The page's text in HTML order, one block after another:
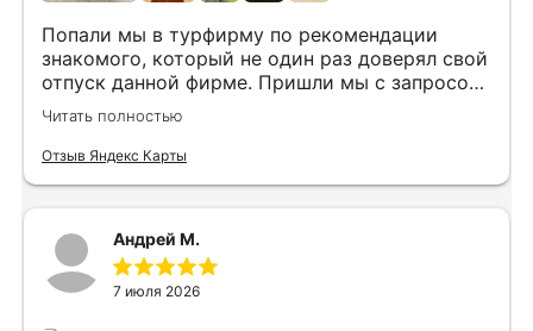
Попали мы в турфирму по рекомендации
знакомого, который не один раз доверял свой
отпуск данной фирме. Пришли мы с запросом
«хочу то, не знаю что», было несколько
направлений, но куда точно хотим,
представления не имели. Нашим агентом была
климат на наши даты. Всё емко и по делу. В
этот же день нам по каждому из направлений
были представлены всевозможные варианты.
Читать полностью
Отзыв Яндекс Карты
Андрей М.
7 июля 2026